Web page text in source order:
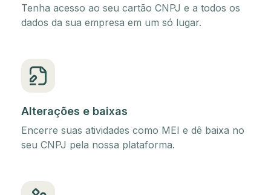
Tenha acesso ao seu cartão CNPJ e a todos os
dados da sua empresa em um só lugar.
Alterações e baixas
Encerre suas atividades como MEI e dê baixa no
seu CNPJ pela nossa plataforma.